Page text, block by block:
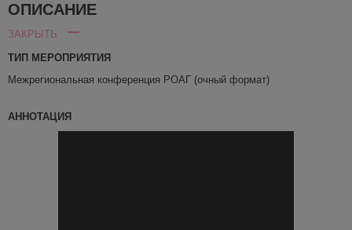
ОПИСАНИЕ
ЗАКРЫТЬ
ТИП МЕРОПРИЯТИЯ
Межрегиональная конференция РОАГ (очный формат)
АННОТАЦИЯ